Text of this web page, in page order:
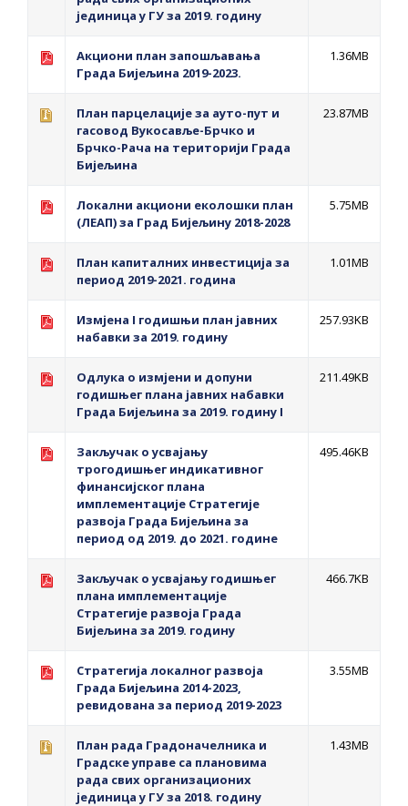
јединица у ГУ за 2019. годину
Акциони план запошљавања
Града Бијељина 2019-2023.
1.36MB
План парцелације за ауто-пут и
гасовод Вукосавље-Брчко и
Брчко-Рача на територији Града
Бијељина
23.87MB
Локални акциони еколошки план
(ЛЕАП) за Град Бијељину 2018-2028
5.75MB
План капиталних инвестиција за
период 2019-2021. година
1.01MB
Измјена I годишњи план јавних
набавки за 2019. годину
257.93KB
Одлука о измјени и допуни
годишњег плана јавних набавки
Града Бијељина за 2019. годину I
211.49KB
Закључак о усвајању
трогодишњег индикативног
финансијског плана
имплементације Стратегије
развоја Града Бијељина за
период од 2019. до 2021. године
495.46KB
Закључак о усвајању годишњег
плана имплементације
Стратегије развоја Града
Бијељина за 2019. годину
466.7KB
Стратегија локалног развоја
Града Бијељина 2014-2023,
ревидована за период 2019-2023
3.55MB
План рада Градоначелника и
Градске управе са плановима
рада свих организационих
јединица у ГУ за 2018. годину
1.43MB